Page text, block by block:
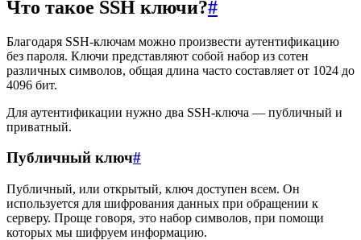
Что такое SSH ключи?#
Благодаря SSH-ключам можно произвести аутентификацию
без пароля. Ключи представляют собой набор из сотен
различных символов, общая длина часто составляет от 1024 до
4096 бит.
Для аутентификации нужно два SSH-ключа — публичный и
приватный.
Публичный ключ#
Публичный, или открытый, ключ доступен всем. Он
используется для шифрования данных при обращении к
серверу. Проще говоря, это набор символов, при помощи
которых мы шифруем информацию.